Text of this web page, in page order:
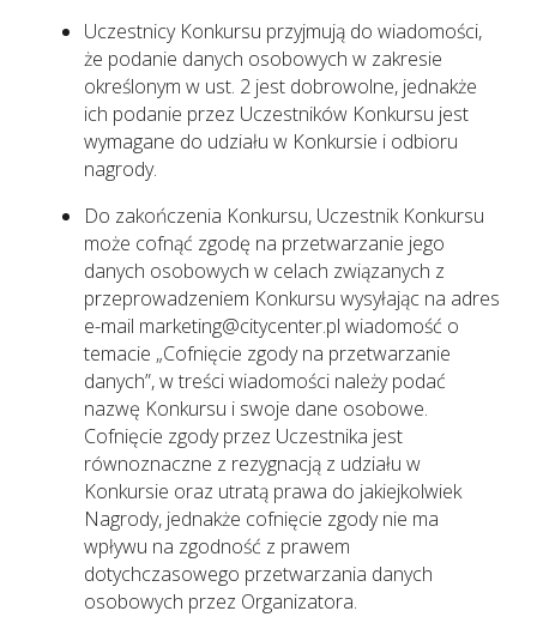
Uczestnicy Konkursu przyjmują do wiadomości,
że podanie danych osobowych w zakresie
określonym w ust. 2 jest dobrowolne, jednakże
ich podanie przez Uczestników Konkursu jest
wymagane do udziału w Konkursie i odbioru
nagrody.
Do zakończenia Konkursu, Uczestnik Konkursu
może cofnąć zgodę na przetwarzanie jego
danych osobowych w celach związanych z
przeprowadzeniem Konkursu wysyłając na adres
e-mail marketing@citycenter.pl wiadomość o
temacie „Cofnięcie zgody na przetwarzanie
danych”, w treści wiadomości należy podać
nazwę Konkursu i swoje dane osobowe.
Cofnięcie zgody przez Uczestnika jest
równoznaczne z rezygnacją z udziału w
Konkursie oraz utratą prawa do jakiejkolwiek
Nagrody, jednakże cofnięcie zgody nie ma
wpływu na zgodność z prawem
dotychczasowego przetwarzania danych
osobowych przez Organizatora.